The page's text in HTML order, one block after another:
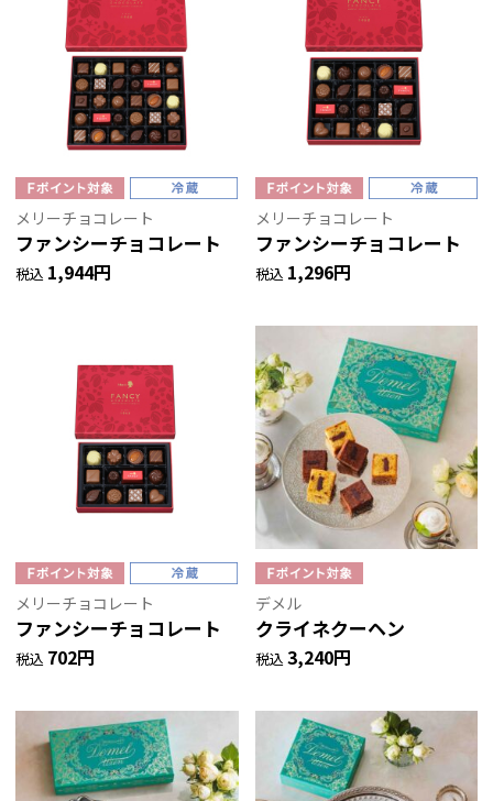
メリーチョコレート
ファンシーチョコレート
税込 1,944円
メリーチョコレート
ファンシーチョコレート
税込 1,296円
メリーチョコレート
ファンシーチョコレート
税込 702円
デメル
クライネクーヘン
税込 3,240円